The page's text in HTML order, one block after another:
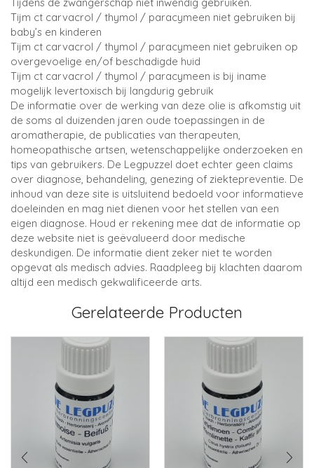
Tijm ct carvacrol / thymol / paracymeen niet gebruiken bij
baby’s en kinderen
Tijm ct carvacrol / thymol / paracymeen niet gebruiken op
overgevoelige en/of beschadigde huid
Tijm ct carvacrol / thymol / paracymeen is bij iname
mogelijk levertoxisch bij langdurig gebruik
De informatie over de werking van deze olie is afkomstig uit
de soms al duizenden jaren oude toepassingen in de
aromatherapie, de publicaties van therapeuten,
homeopathische artsen, wetenschappelijke onderzoeken en
tips van gebruikers. De Legpuzzel doet echter geen claims
over diagnose, behandeling, genezing of ziektepreventie. De
inhoud van deze site is uitsluitend bedoeld voor informatieve
doeleinden en mag niet dienen voor het stellen van een
eigen diagnose. Houd er rekening mee dat de informatie op
deze website niet is geëvalueerd door medische
deskundigen. De informatie dient zeker niet te worden
opgevat als medisch advies. Raadpleeg bij klachten daarom
altijd een medisch gekwalificeerde arts.
Gerelateerde Producten